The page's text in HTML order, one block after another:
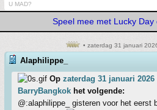
U MAD?
Speel mee met Lucky Day
• zaterdag 31 januari
Alaphilippe_
Op zaterdag 31 januari 2026
BarryBangkok het volgende:
@:alaphilippe_ gisteren voor het eerst